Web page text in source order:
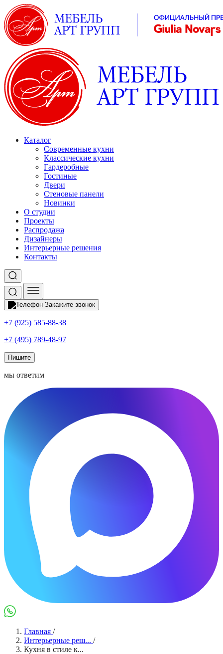
Каталог
Современные кухни
Классические кухни
Гардеробные
Гостиные
Двери
Стеновые панели
Новинки
О студии
Проекты
Распродажа
Дизайнеры
Интерьерные решения
Контакты
Закажите звонок
+7 (925) 585-88-38
+7 (495) 789-48-97
Пишите
мы ответим
MaxWhatsApp
Главная /
Интерьерные реш... /
Кухня в стиле к...